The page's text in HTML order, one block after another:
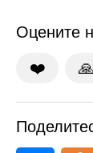
Оцените
❤️ 🙏